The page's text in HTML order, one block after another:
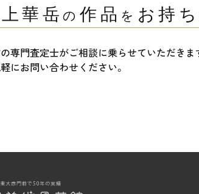
華岳の作品 を お持
専門査定士がご相談に乗らせていただきま
にお問い合わせください。